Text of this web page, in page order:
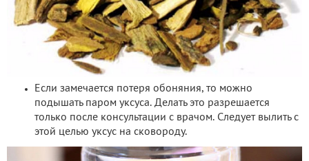
Если замечается потеря обоняния, то можно
подышать паром уксуса. Делать это разрешается
только после консультации с врачом. Следует вылить с
этой целью уксус на сковороду.